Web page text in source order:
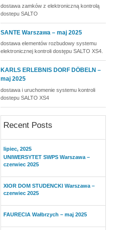
dostawa zamków z elektroniczną kontrolą
dostepu SALTO
SANTE Warszawa – maj 2025
dostawa elementów rozbudowy systemu
elektronicznej kontroli dostępu SALTO XS4.
KARLS ERLEBNIS DORF DÖBELN –
maj 2025
dostawa i uruchomenie systemu kontroli
dostepu SALTO XS4
Recent Posts
lipiec, 2025
UNIWERSYTET SWPS Warszawa –
czerwiec 2025
XIOR DOM STUDENCKI Warszawa –
czerwiec 2025
FAURECIA Wałbrzych – maj 2025